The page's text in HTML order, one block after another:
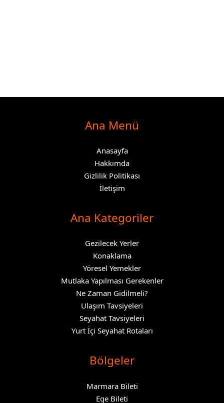
Ana Menü
Anasayfa
Hakkımda
Gizlilik Politikası
İletişim
Ana Kategoriler
Gezilecek Yerler
Konaklama
Yöresel Yemekler
Mutlaka Yapılması Gerekenler
Ne Zaman Gidilmeli?
Ulaşım Tavsiyeleri
Seyahat Tavsiyeleri
Yurt İçi Seyahat Rotaları
Bölgeler
Marmara Bileti
Ege Bileti